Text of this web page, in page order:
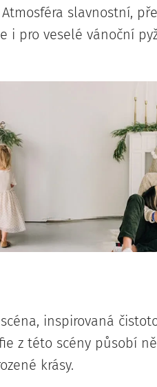
slavnostní,
i pro veselé vánoční
inspirovaná
z této scény působí
krásy.